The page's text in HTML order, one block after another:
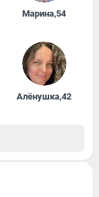
Марина,54
Алёнушка,42